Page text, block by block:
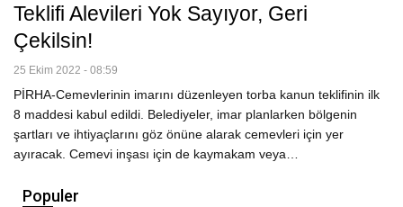
Teklifi Alevileri Yok Sayıyor, Geri
Çekilsin!
25 Ekim 2022 - 08:59
PİRHA-Cemevlerinin imarını düzenleyen torba kanun teklifinin ilk
8 maddesi kabul edildi. Belediyeler, imar planlarken bölgenin
şartları ve ihtiyaçlarını göz önüne alarak cemevleri için yer
ayıracak. Cemevi inşası için de kaymakam veya…
Populer